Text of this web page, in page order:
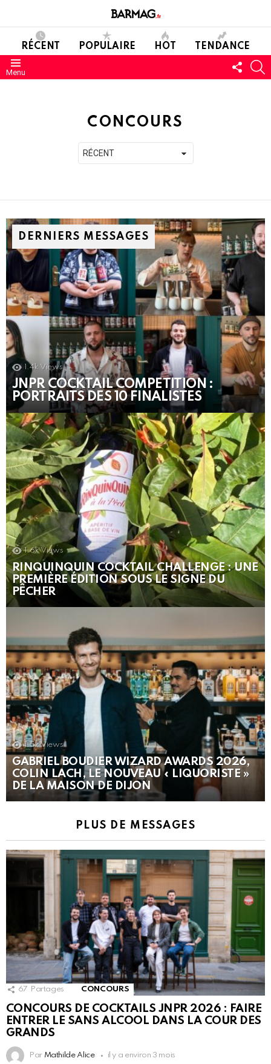
RÉCENT POPULAIRE HOT TENDANCE
Menu
NOUS
CONCOURS
DERNIERS MESSAGES
1.4k Views
JNPR COCKTAIL COMPETITION :
PORTRAITS DES 10 FINALISTES
1.6k Views
RINQUINQUIN COCKTAIL CHALLENGE : UNE
PREMIÈRE ÉDITION SOUS LE SIGNE DU
PÊCHER
1.5k Views
GABRIEL BOUDIER WIZARD AWARDS 2026,
COLIN LACH, LE NOUVEAU « LIQUORISTE »
DE LA MAISON DE DIJON
PLUS DE MESSAGES
67 Partages CONCOURS
CONCOURS DE COCKTAILS JNPR 2026 : FAIRE
ENTRER LE SANS ALCOOL DANS LA COUR DES
GRANDS
Par Mathilde Alice il y a environ 3 mois